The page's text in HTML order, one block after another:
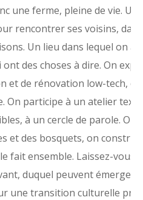
une ferme, pleine de vie. Un
rencontrer ses voisins,
Un lieu dans lequel on
des choses à dire. On
et de rénovation low-tech,
On participe à un atelier
à un cercle de parole. On
et des bosquets, on
fait ensemble. Laissez-vous
duquel peuvent émerger
une transition culturelle